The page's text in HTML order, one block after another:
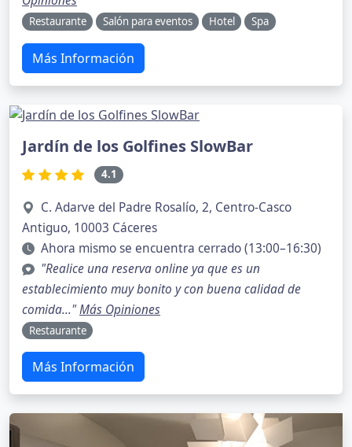
Restaurante Salón para eventos Hotel Spa
Más Información
Jardín de los Golfines SlowBar
4.1
C. Adarve del Padre Rosalío, 2, Centro-Casco
Antiguo, 10003 Cáceres
Ahora mismo se encuentra cerrado (13:00–16:30)
"Realice una reserva online ya que es un
establecimiento muy bonito y con buena calidad de
comida..."Más Opiniones
Restaurante
Más Información